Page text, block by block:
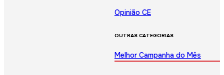
Opinião CE
OUTRAS CATEGORIAS
Melhor Campanha do Mês